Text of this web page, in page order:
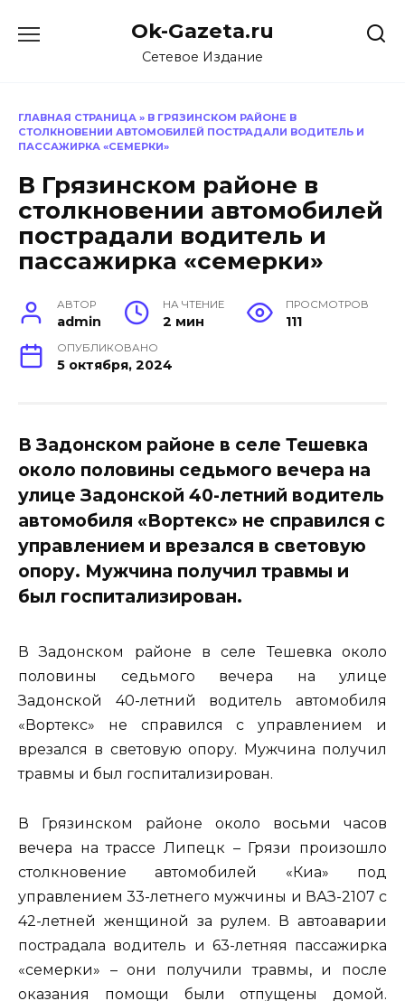
Ok-Gazeta.ru
Сетевое Издание
ГЛАВНАЯ СТРАНИЦА » В ГРЯЗИНСКОМ РАЙОНЕ В
СТОЛКНОВЕНИИ АВТОМОБИЛЕЙ ПОСТРАДАЛИ ВОДИТЕЛЬ И
ПАССАЖИРКА «СЕМЕРКИ»
В Грязинском районе в
столкновении автомобилей
пострадали водитель и
пассажирка «семерки»
АВТОР
admin
НА ЧТЕНИЕ
2 мин
ПРОСМОТРОВ
111
ОПУБЛИКОВАНО
5 октября, 2024
В Задонском районе в селе Тешевка
около половины седьмого вечера на
улице Задонской 40-летний водитель
автомобиля «Вортекс» не справился с
управлением и врезался в световую
опору. Мужчина получил травмы и
был госпитализирован.
В Задонском районе в селе Тешевка около
половины седьмого вечера на улице
Задонской 40-летний водитель автомобиля
«Вортекс» не справился с управлением и
врезался в световую опору. Мужчина получил
травмы и был госпитализирован.
В Грязинском районе около восьми часов
вечера на трассе Липецк – Грязи произошло
столкновение автомобилей «Киа» под
управлением 33-летнего мужчины и ВАЗ-2107 с
42-летней женщиной за рулем. В автоаварии
пострадала водитель и 63-летняя пассажирка
«семерки» – они получили травмы, и после
оказания помощи были отпущены домой.